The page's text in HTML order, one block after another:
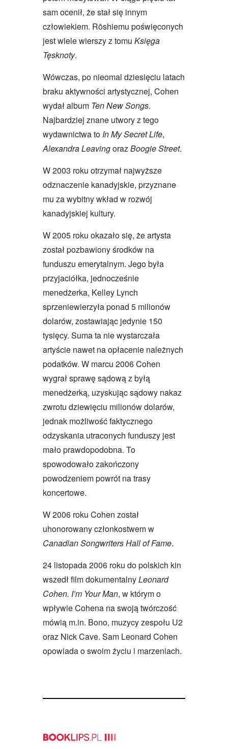
sam ocenił, że stał się innym
człowiekiem. Rōshiemu poświęconych
jest wiele wierszy z tomu Księga
Tęsknoty.
Wówczas, po nieomal dziesięciu latach
braku aktywności artystycznej, Cohen
wydał album Ten New Songs.
Najbardziej znane utwory z tego
wydawnictwa to In My Secret Life,
Alexandra LeavingorazBoogie Street.
W 2003 roku otrzymał najwyższe
odznaczenie kanadyjskie, przyznane
mu za wybitny wkład w rozwój
kanadyjskiej kultury.
W 2005 roku okazało się, że artysta
został pozbawiony środków na
funduszu emerytalnym. Jego była
przyjaciółka, jednocześnie
menedżerka, Kelley Lynch
sprzeniewierzyła ponad 5 milionów
dolarów, zostawiając jedynie 150
tysięcy. Suma ta nie wystarczała
artyście nawet na opłacenie należnych
podatków. W marcu 2006 Cohen
wygrał sprawę sądową z byłą
menedżerką, uzyskując sądowy nakaz
zwrotu dziewięciu milionów dolarów,
jednak możliwość faktycznego
odzyskania utraconych funduszy jest
mało prawdopodobna. To
spowodowało zakończony
powodzeniem powrót na trasy
koncertowe.
W 2006 roku Cohen został
uhonorowany członkostwem w
Canadian Songwriters Hall of Fame.
24 listopada 2006 roku do polskich kin
wszedł film dokumentalnyLeonard
Cohen. I’m Your Man, w którym o
wpływie Cohena na swoją twórczość
mówią m.in. Bono, muzycy zespołu U2
oraz Nick Cave. Sam Leonard Cohen
opowiada o swoim życiu i marzeniach.